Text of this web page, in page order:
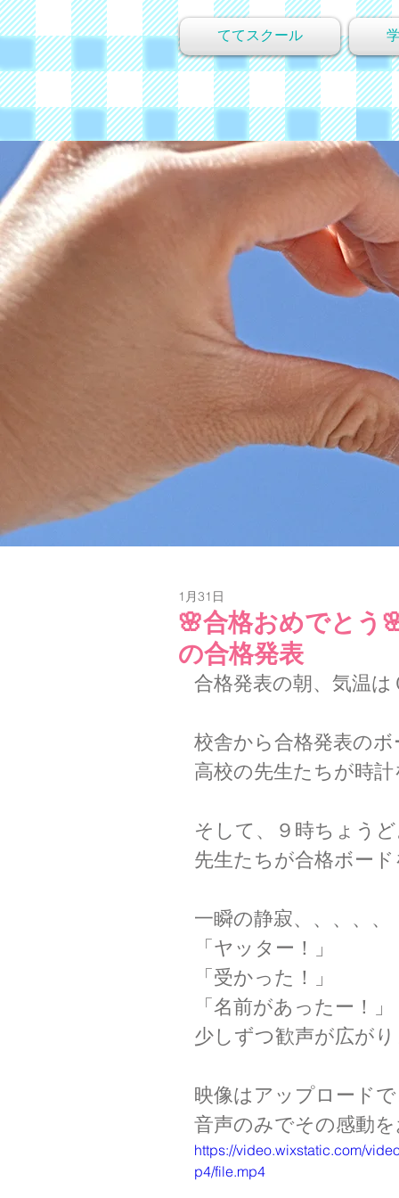
ててスクール
🌸合格おめでとう
の合格発表
1月31日
合格発表の朝、気温は
校舎から合格発表のボ
高校の先生たちが時計
そして、９時ちょうど
先生たちが合格ボード
一瞬の静寂、、、、、
「ヤッター！」
「受かった！」
「名前があったー！」
少しずつ歓声が広がり
映像はアップロードで
音声のみでその感動を
https://video.wixstatic.com/
p4/file.mp4